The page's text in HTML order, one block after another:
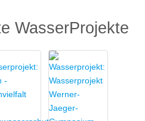
WasserProjekte